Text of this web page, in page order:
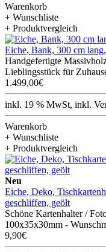
Warenkorb
+ Wunschliste
+ Produktvergleich
Eiche, Bank, 300 cm
Handgefertigte
Lieblingsstück für
1.499,00€
inkl. 19 % MwSt, inkl.
Warenkorb
+ Wunschliste
+ Produktvergleich
Neu
Eiche, Deko,
geschliffen, geölt
Schöne Kartenhalter /
100x35x30mm -
9,90€